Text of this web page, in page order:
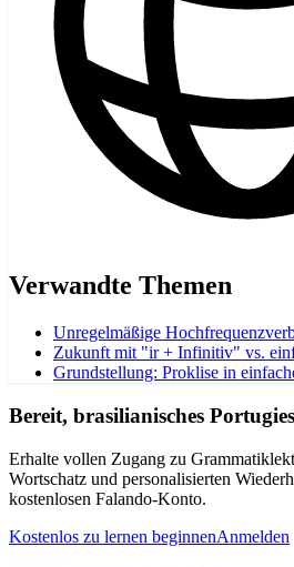
Verwandte Themen
Unregelmäßige
Zukunft mit "ir + Infinitiv" vs.
Grundstellung: Proklise in
Bereit, brasilianisches
Erhalte vollen Zugang zu
Wortschatz und personalisierten
kostenlosen Falando-Konto.
Kostenlos zu lernen beginnenAnmelden